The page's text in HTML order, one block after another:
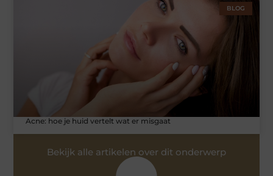
BLOG
Acne: hoe je huid vertelt wat er misgaat
Bekijk alle artikelen over dit onderwerp